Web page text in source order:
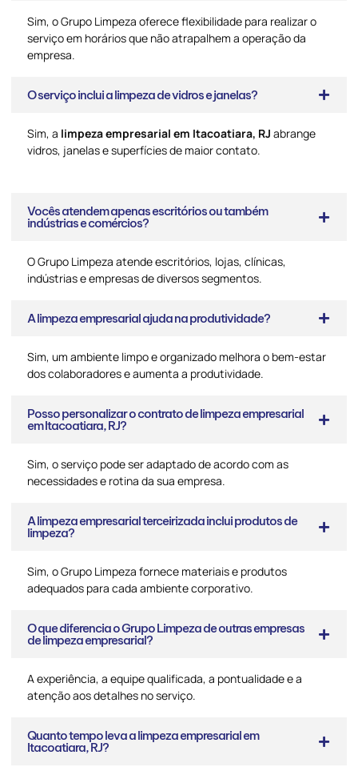
Sim, o Grupo Limpeza oferece flexibilidade para realizar o
serviço em horários que não atrapalhem a operação da
empresa.
O serviço inclui a limpeza de vidros e janelas?
Sim, a limpeza empresarial em Itacoatiara, RJ abrange
vidros, janelas e superfícies de maior contato.
Vocês atendem apenas escritórios ou também
indústrias e comércios?
O Grupo Limpeza atende escritórios, lojas, clínicas,
indústrias e empresas de diversos segmentos.
A limpeza empresarial ajuda na produtividade?
Sim, um ambiente limpo e organizado melhora o bem-estar
dos colaboradores e aumenta a produtividade.
Posso personalizar o contrato de limpeza empresarial
em Itacoatiara, RJ?
Sim, o serviço pode ser adaptado de acordo com as
necessidades e rotina da sua empresa.
A limpeza empresarial terceirizada inclui produtos de
limpeza?
Sim, o Grupo Limpeza fornece materiais e produtos
adequados para cada ambiente corporativo.
O que diferencia o Grupo Limpeza de outras empresas
de limpeza empresarial?
A experiência, a equipe qualificada, a pontualidade e a
atenção aos detalhes no serviço.
Quanto tempo leva a limpeza empresarial em
Itacoatiara, RJ?